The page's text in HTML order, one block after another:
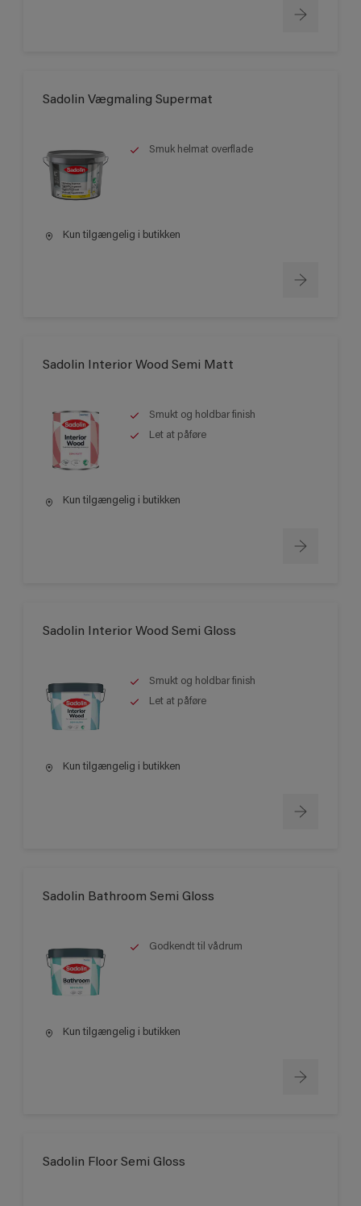
Sadolin Vægmaling Supermat
Smuk helmat overflade
Kun tilgængelig i butikken
Sadolin Interior Wood Semi Matt
Smukt og holdbar finish
Let at påføre
Kun tilgængelig i butikken
Sadolin Interior Wood Semi Gloss
Smukt og holdbar finish
Let at påføre
Kun tilgængelig i butikken
Sadolin Bathroom Semi Gloss
Godkendt til vådrum
Kun tilgængelig i butikken
Sadolin Floor Semi Gloss